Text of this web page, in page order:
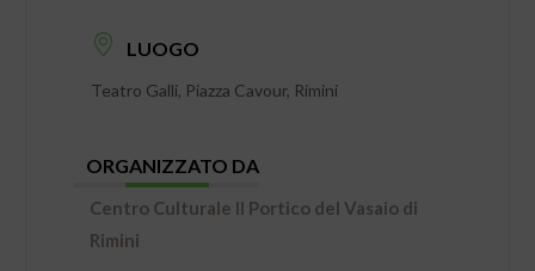
LUOGO
Teatro Galli, Piazza Cavour, Rimini
ORGANIZZATO DA
Centro Culturale Il Portico del Vasaio di
Rimini